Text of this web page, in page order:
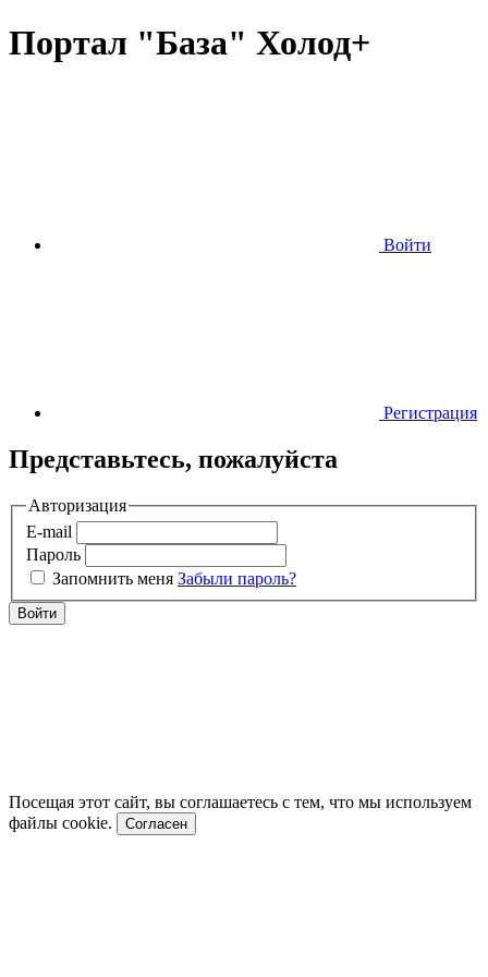
Портал "База" Холод+
Войти
Регистрация
Представьтесь, пожалуйста
Авторизация
E-mail
Пароль
Запомнить меня Забыли пароль?
Войти
Посещая этот сайт, вы соглашаетесь с тем, что мы используем
файлы cookie.
Согласен